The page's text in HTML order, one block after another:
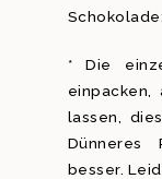
Schokolade:
* Die
einpacken,
lassen,
Dünneres
besser.